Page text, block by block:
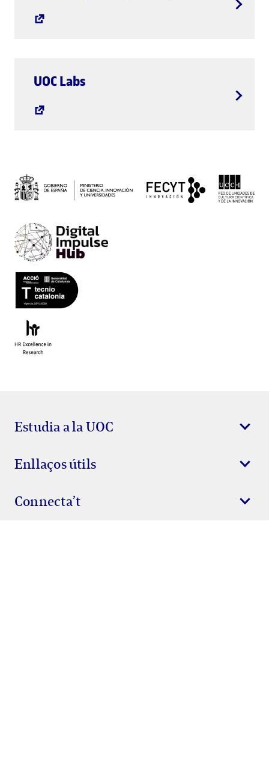
UOC Labs
Estudia a la UOC
Enllaços útils
Connecta’t